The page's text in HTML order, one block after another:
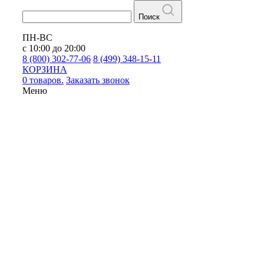
Поиск
ПН-ВС
с 10:00 до 20:00
8 (800) 302-77-06 8 (499) 348-15-11
КОРЗИНА
0 товаров. Заказать звонок
Меню